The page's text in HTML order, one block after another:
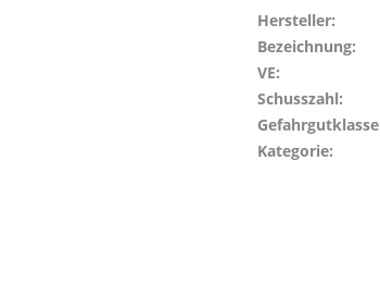
Hersteller:
Bezeichnung:
VE:
Schusszahl:
Kategorie: